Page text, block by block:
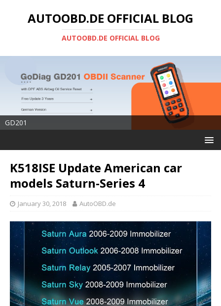
AUTOOBD.DE OFFICIAL BLOG
AUTOOBD.DE OFFICIAL BLOG
GD201
K518ISE Update American car
models Saturn-Series 4
January 30, 2018 AutoOBD.de